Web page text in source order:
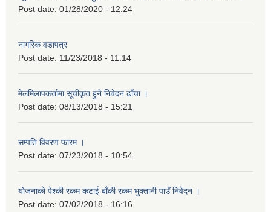
Post date: 01/28/2020 - 12:24
नागरिक वडापत्र
Post date: 11/23/2018 - 11:14
मेलमिलापकर्तामा सूचीकृत हुने निवेदन ढाँचा ।
Post date: 08/13/2018 - 15:21
सम्पति विवरण फारम ।
Post date: 07/23/2018 - 10:54
योजनाको पेश्की रकम कटाई बाँकी रकम भुक्तानी पाउँ निवेदन ।
Post date: 07/02/2018 - 16:16